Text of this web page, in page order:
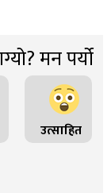
मन पर्यो
उत्साहित